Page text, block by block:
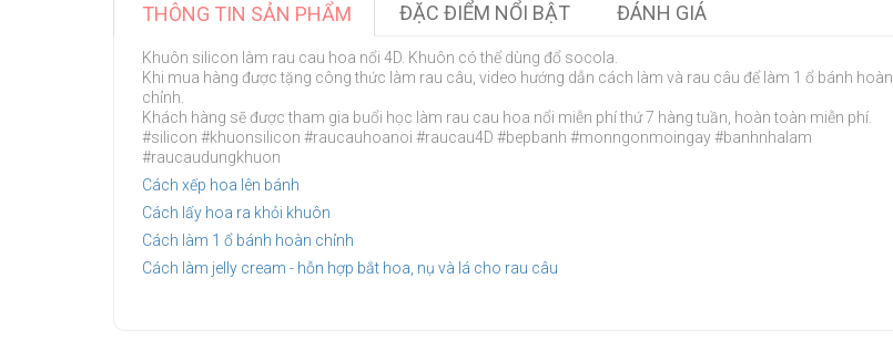
THÔNG TIN SẢN PHẨM ĐẶC ĐIỂM NỔI BẬT ĐÁNH GIÁ
Khuôn silicon làm rau cau hoa nổi 4D. Khuôn có thể dùng đổ socola.
Khi mua hàng được tặng công thức làm rau câu, video hướng dẫn cách làm và rau câu để làm 1 ổ bánh hoàn
chỉnh.
Khách hàng sẽ được tham gia buổi học làm rau cau hoa nổi miễn phí thứ 7 hàng tuần, hoàn toàn miễn phí.
#silicon #khuonsilicon #raucauhoanoi #raucau4D #bepbanh #monngonmoingay #banhnhalam
#raucaudungkhuon
Cách xếp hoa lên bánh
Cách lấy hoa ra khỏi khuôn
Cách làm 1 ổ bánh hoàn chỉnh
Cách làm jelly cream - hỗn hợp bắt hoa, nụ và lá cho rau câu